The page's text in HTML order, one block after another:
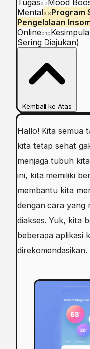
Tugas0.7 Mood
Mental0.8Program
Pengelolaan
Online0.10
Sering Diajukan)
Kembali ke Atas
Hallo! Kita semua
kita tetap sehat
menjaga tubuh
ini, kita memiliki
membantu kita
dengan cara yang
diakses. Yuk, kita
beberapa aplikasi
direkomendasikan.